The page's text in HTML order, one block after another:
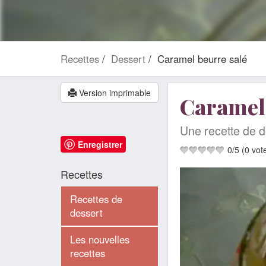
Recettes Dessert Caramel beurre salé
Une recette de
0/5 (0
Version imprimable
Enregistrer
Recettes
Recettes de
dessert
Les nouvelles
recettes